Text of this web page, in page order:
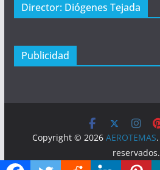
Director: Diógenes Tejada
Publicidad
Copyright © 2026AEROTEMAS
reservados.